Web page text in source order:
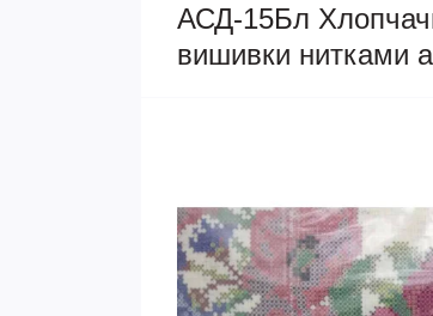
АСД-15Бл
вишивки нитками